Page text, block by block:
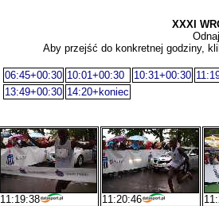
XXXI
Aby przejść do konkretnej godziny,
06:45+00:30 10:01+00:30 10:31+00:30
13:49+00:30 14:20+koniec
11:19:38 11:20:46